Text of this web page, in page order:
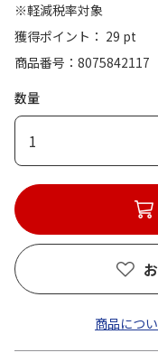
※軽減税率対象
獲得ポイント： 29 pt
商品番号
8075842117
数量
1
商品につ